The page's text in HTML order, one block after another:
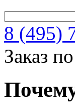
8 (495)
Заказ